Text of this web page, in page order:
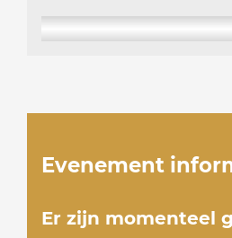
Evenement
Er zijn momenteel